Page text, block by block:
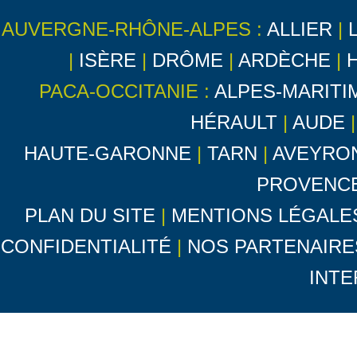
AUVERGNE-RHÔNE-ALPES : ALLIER |
| ISÈRE | DRÔME | ARDÈCHE |
PACA-OCCITANIE : ALPES-
HÉRAULT | AUDE
HAUTE-GARONNE | TARN |
PLAN DU SITE | MENTIONS
CONFIDENTIALITÉ | NOS